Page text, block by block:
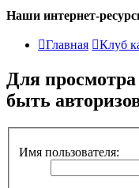
Наши интернет-
Главная Клуб
Для
быть
Имя пользователя: